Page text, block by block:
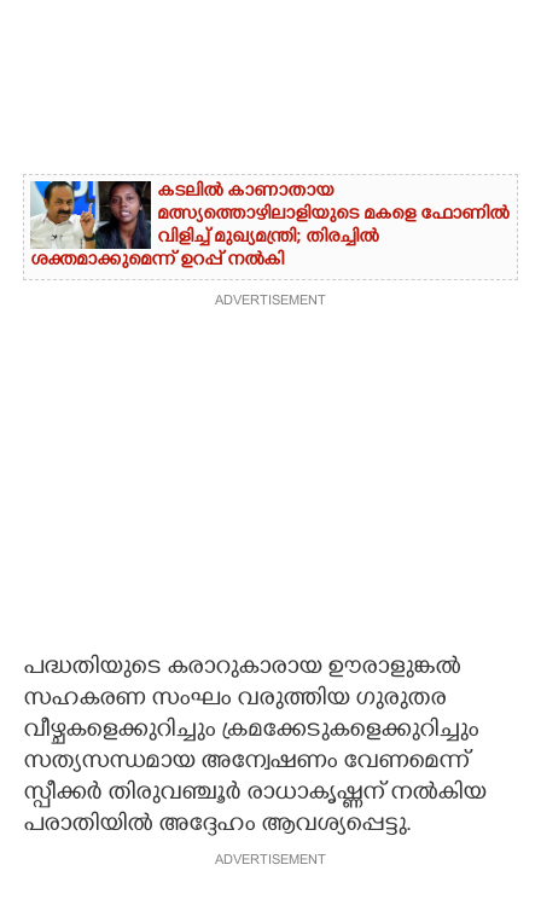
കടലിൽ കാണാതായ
മത്സ്യത്തൊഴിലാളിയുടെ മകളെ ഫോണിൽ
വിളിച്ച് മുഖ്യമന്ത്രി; തിരച്ചിൽ
ശക്തമാക്കുമെന്ന് ഉറപ്പ് നൽകി
ADVERTISEMENT
പദ്ധതിയുടെ കരാറുകാരായ ഊരാളുങ്കല്‍
സഹകരണ സംഘം വരുത്തിയ ഗുരുതര
വീഴ്ചകളെക്കുറിച്ചും ക്രമക്കേടുകളെക്കുറിച്ചും
സത്യസന്ധമായ അന്വേഷണം വേണമെന്ന്
സ്പീക്കര്‍ തിരുവഞ്ചൂര്‍ രാധാകൃഷ്ണന് നല്‍കിയ
പരാതിയില്‍ അദ്ദേഹം ആവശ്യപ്പെട്ടു.
ADVERTISEMENT